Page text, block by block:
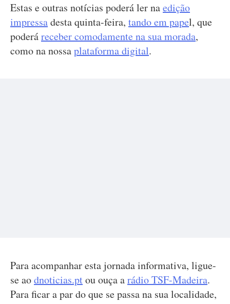
Estas e outras notícias poderá ler naedição
impressadesta quinta-feira, tando em papel, que
poderáreceber comodamente na sua morada,
como na nossaplataforma digital.
Para acompanhar esta jornada informativa, ligue-
se aodnoticias.ptou ouça arádio TSF-Madeira.
Para ficar a par do que se passa na sua localidade,